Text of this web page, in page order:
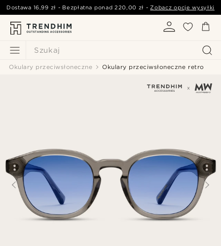
Szukaj
Dostawa 16,99 zł - Bezpłatna ponad220,00 zł -Zobacz opcje wysyłki
Okulary przeciwsłoneczne Okulary przeciwsłoneczne retro